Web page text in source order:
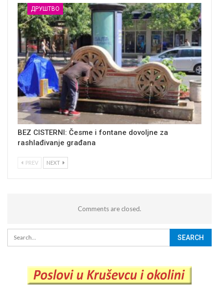
ДРУШТВО
BEZ CISTERNI: Česme i fontane dovoljne za
rashlađivanje građana
PREV NEXT
Comments are closed.